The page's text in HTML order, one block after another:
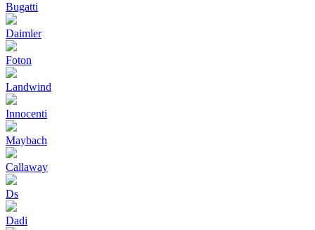
Bugatti
Daimler
Foton
Landwind
Innocenti
Maybach
Callaway
Ds
Dadi